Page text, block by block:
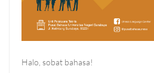
Halo, sobat bahasa!